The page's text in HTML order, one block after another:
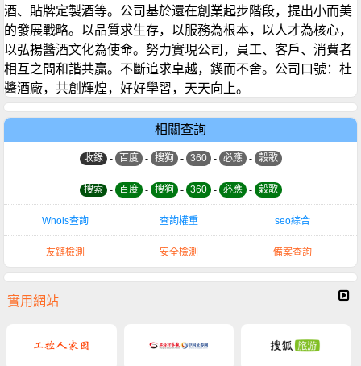
酒、貼牌定製酒等。公司基於還在創業起步階段，提出小而美
的發展戰略。以品質求生存，以服務為根本，以人才為核心，
以弘揚醬酒文化為使命。努力實現公司，員工、客戶、消費者
相互之間和諧共贏。不斷追求卓越，鍥而不舍。公司口號：杜
醬酒廠，共創輝煌，好好學習，天天向上。
相關查詢
收錄 - 百度 - 搜狗 - 360 - 必應 - 穀歌
搜索 - 百度 - 搜狗 - 360 - 必應 - 穀歌
Whois查詢 查詢權重 seo綜合
友鏈檢測 安全檢測 備案查詢
實用網站